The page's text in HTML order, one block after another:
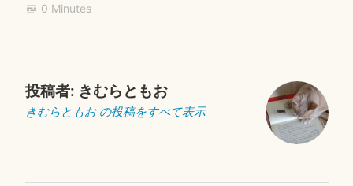
0 Minutes
投稿者: きむらともお
きむらともお の投稿をすべて表示